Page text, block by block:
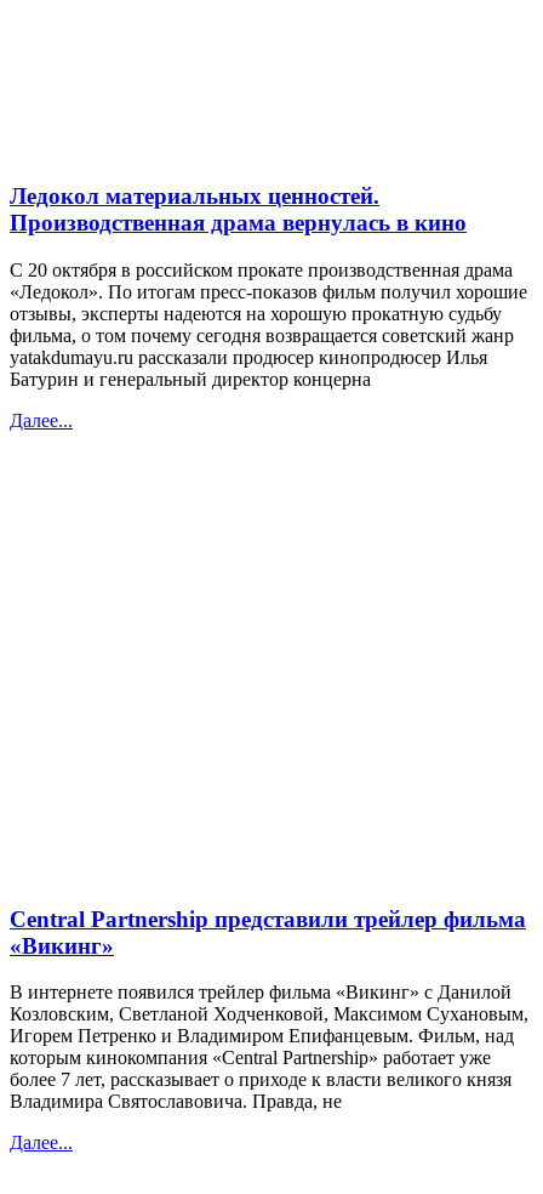
Ледокол материальных ценностей.
Производственная драма вернулась в кино
С 20 октября в российском прокате производственная драма
«Ледокол». По итогам пресс-показов фильм получил хорошие
отзывы, эксперты надеются на хорошую прокатную судьбу
фильма, о том почему сегодня возвращается советский жанр
yatakdumayu.ru рассказали продюсер кинопродюсер Илья
Батурин и генеральный директор концерна
Далее...
Central Partnership представили трейлер фильма
«Викинг»
В интернете появился трейлер фильма «Викинг» с Данилой
Козловским, Светланой Ходченковой, Максимом Сухановым,
Игорем Петренко и Владимиром Епифанцевым. Фильм, над
которым кинокомпания «Central Partnership» работает уже
более 7 лет, рассказывает о приходе к власти великого князя
Владимира Святославовича. Правда, не
Далее...